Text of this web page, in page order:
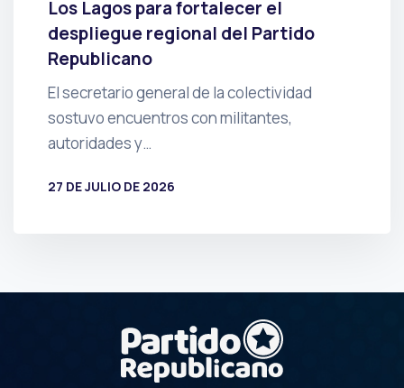
Los Lagos para fortalecer el
despliegue regional del Partido
Republicano
El secretario general de la colectividad
sostuvo encuentros con militantes,
autoridades y…
27 DE JULIO DE 2026